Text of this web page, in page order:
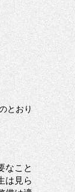
とおり
なこと
は見ら